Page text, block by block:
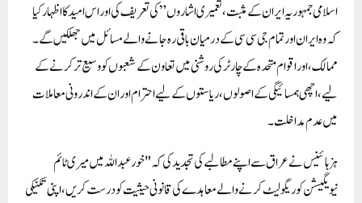
اسلامی جمہوریہ ایران کے مثبت، تعمیری اشاروں” کی تعریف کی اور اس امید کا اظہار کیا
کہ وہ ایران اور تمام جی سی سی کے درمیان باقی رہ جانے والے مسائل میں جھلکیں گے۔
ممالک، اور اقوام متحدہ کے چارٹر کی روشنی میں تعاون کے شعبوں کو وسیع تر کرنے کے
لیے، اچھی ہمسائیگی کے اصولوں، ریاستوں کے لیے احترام اور ان کے اندرونی معاملات
میں عدم مداخلت۔
ہز ہائینس نے عراق سے اپنے مطالبے کی تجدید کی کہ "خور عبداللہ میں میری ٹائم
نیویگیشن کو ریگولیٹ کرنے والے معاہدے کی قانونی حیثیت کو درست کریں، اپنی تکنیکی